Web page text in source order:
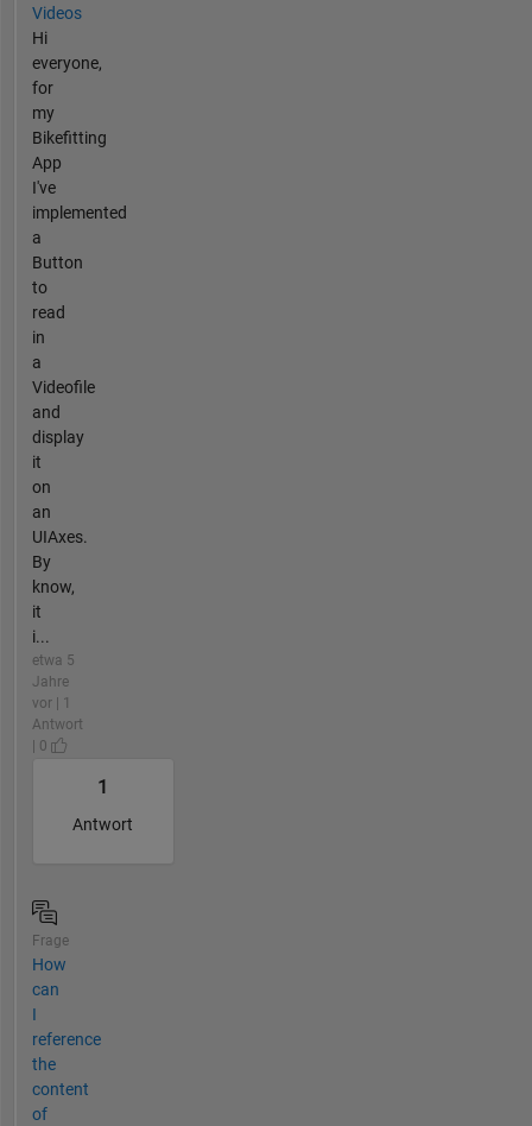
Videos
Hi
everyone,
for
my
Bikefitting
App
I've
implemented
a
Button
to
read
in
a
Videofile
and
display
it
on
an
UIAxes.
By
know,
it
i...
etwa 5
Jahre
vor | 1
Antwort
| 0
1
Antwort
Frage
How
can
I
reference
the
content
of